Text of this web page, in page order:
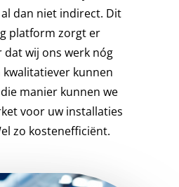
dan niet indirect. Dit
platform zorgt er
dat wij ons werk nóg
kunnen
manier kunnen we
voor uw installaties
zo kostenefficiënt.